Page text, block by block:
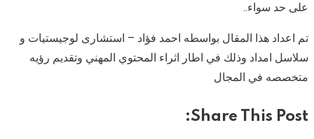
على حد سواء..
تم اعداد هذا المقال بواسطه احمد فؤاد – استشارى لوجيستيات و
سلاسل امداد وذلك في اطار اثراء المحتوي المهني وتقديم رؤيه
متخصصه في المجال
Share This Post: